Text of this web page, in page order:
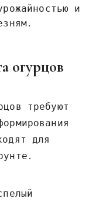
и
огурцов
требуют
для